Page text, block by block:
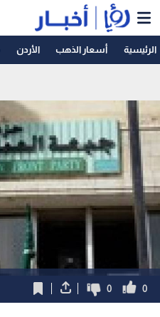
الرئيسية أسعار الذهب الأردن
0
0